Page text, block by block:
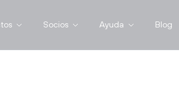
Socios Ayuda Blog